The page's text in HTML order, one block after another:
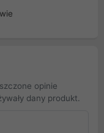
opinie
dany produkt.